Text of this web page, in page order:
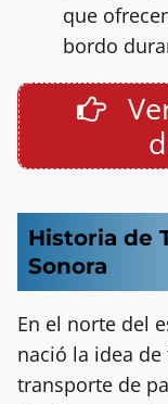
que
bordo
Historia de
Sonora
En el norte del
nació la idea
transporte de